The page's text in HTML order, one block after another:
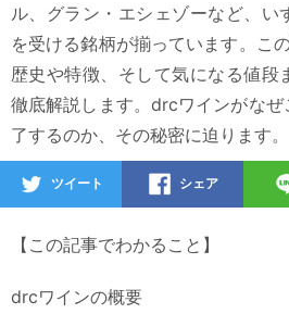
ル、グラン・エシェゾーなど、い
を受ける銘柄が揃っています。こ
歴史や特徴、そして気になる値段
徹底解説します。drcワインがな
了するのか、その秘密に迫ります。
ツイート シェア
【この記事でわかること】
drcワインの概要